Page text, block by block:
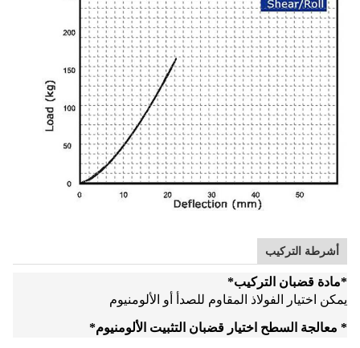
أشرطة التركيب
*مادة قضبان التركيب*
يمكن اختيار الفولاذ المقاوم للصدأ أو الألومنيوم
* معالجة السطح اختيار قضبان التثبيت الألومنيوم*